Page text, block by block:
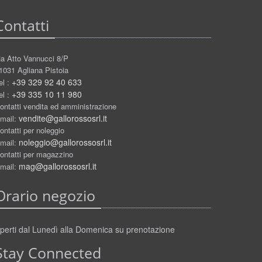
Atto Vannucci 8/P
Agliana Pistoia
: +39 329 92 40 633
: +39 335 10 11 980
vendita ed amministrazione
vendite@gallorossosrl.it
per noleggio
noleggio@gallorossosrl.it
per magazzino
mag@gallorossosrl.it
negozio
dal Lunedì alla Domenica su prenotazione
Connected